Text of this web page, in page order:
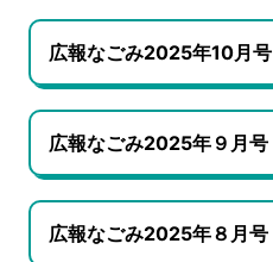
広報なごみ2025年10月号
広報なごみ2025年９月号
広報なごみ2025年８月号